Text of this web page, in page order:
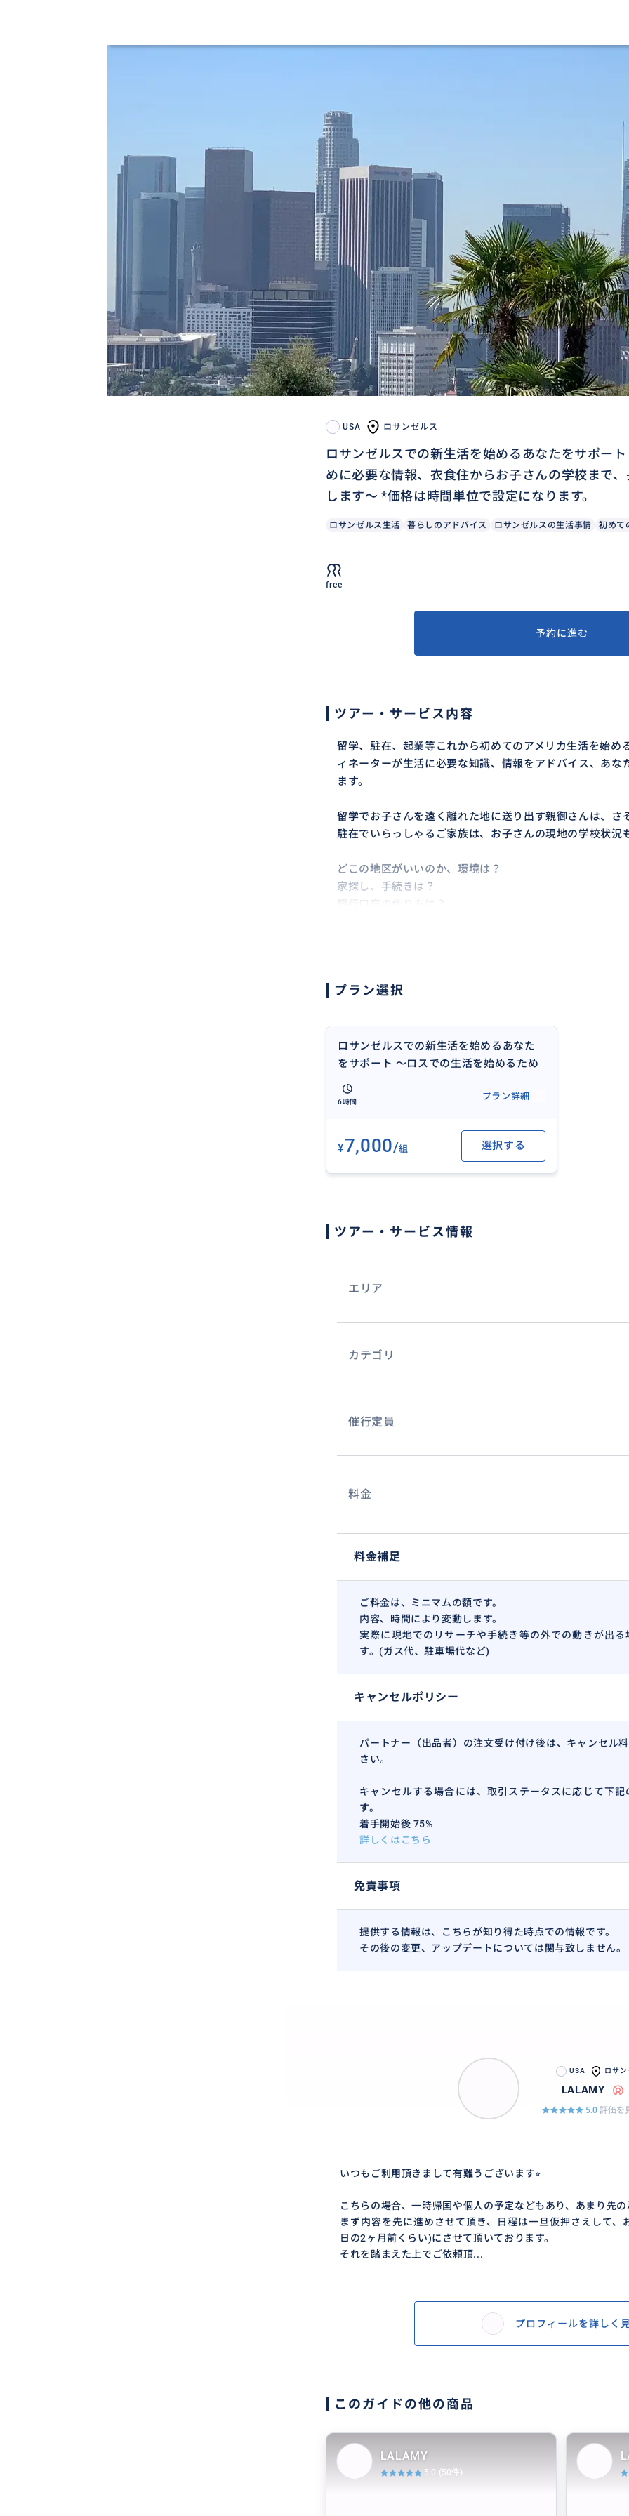
USA ロサンゼルス
ロサンゼルスでの新生活を始めるあなたをサポー
めに必要な情報、衣食住からお子さんの学校まで
します〜 *価格は時間単位で設定になります。
ロサンゼルス生活 暮らしのアドバイス ロサンゼルスの生活事情 初めて
free
予約に進む
ツアー・サービス内容
留学、駐在、起業等これから初めてのアメリカ生活を始め
ィネーターが生活に必要な知識、情報をアドバイス、あな
ます。
留学でお子さんを遠く離れた地に送り出す親御さんは、さ
駐在でいらっしゃるご家族は、お子さんの現地の学校状況
どこの地区がいいのか、環境は？
家探し、手続きは？
病気になったら？
などなど様々な疑問、不安があると思います。
これらの同じ疑問や不安を経験し対応してきた、ベテラン
安を少しでも取り除いて、安心したロサンゼルス生活を始
また長年メディカルクリニックでの勤務経験もあるので、
日本にいる時点から知りたい内容を伺い、それに対してで
て少しでも不安を減らし、その後の生活をイメージしやす
場合によっては長期サポートになることもあるので、様々
アメリカ移住が決まったら、いつでもどんなことでもご連
ご料金はミニマムです。リサーチや作成の時間により変動
プラン選択
ロサンゼルスでの新生活を始めるあなた
をサポート 〜ロスでの生活を始めるため
に必要な情報、衣食住からお子さんの学
校まで、長期在住ガイドがお手伝い致し
6時間
プラン詳細
¥7,000/組 選択する
ツアー・サービス情報
エリア
カテゴリ
催行定員
料金
料金補足
ご料金は、ミニマムの額です。
内容、時間により変動します。
実際に現地でのリサーチや手続き等の外での動きが出
す。(ガス代、駐車場代など)
キャンセルポリシー
パートナー（出品者）の注文受け付け後は、キャンセル
さい。
キャンセルする場合には、取引ステータスに応じて下
す。
着手開始後 75%
詳しくはこちら
免責事項
提供する情報は、こちらが知り得た時点での情報です。
その後の変更、アップデートについては関与致しません。
USA ロサン
LALAMY
5.0 評価を
いつもご利用頂きまして有難うございます⭐︎
こちらの場合、一時帰国や個人の予定などもあり、あまり先の
まず内容を先に進めさせて頂き、日程は一旦仮押さえして、
日の2ヶ月前くらい)にさせて頂いております。
それを踏まえた上でご依頼頂...
プロフィールを詳しく
このガイドの他の商品
LALAMY
5.0 (50件)